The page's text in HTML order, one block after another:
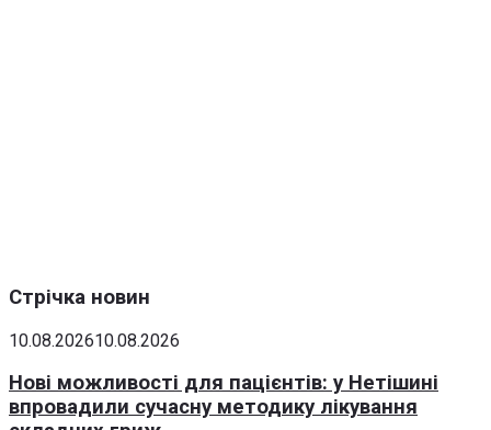
Стрічка новин
10.08.202610.08.2026
Нові можливості для пацієнтів: у Нетішині
впровадили сучасну методику лікування